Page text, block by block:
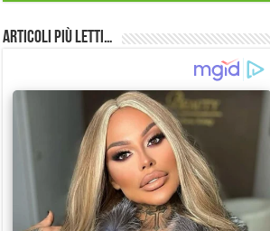
Articoli più Letti…